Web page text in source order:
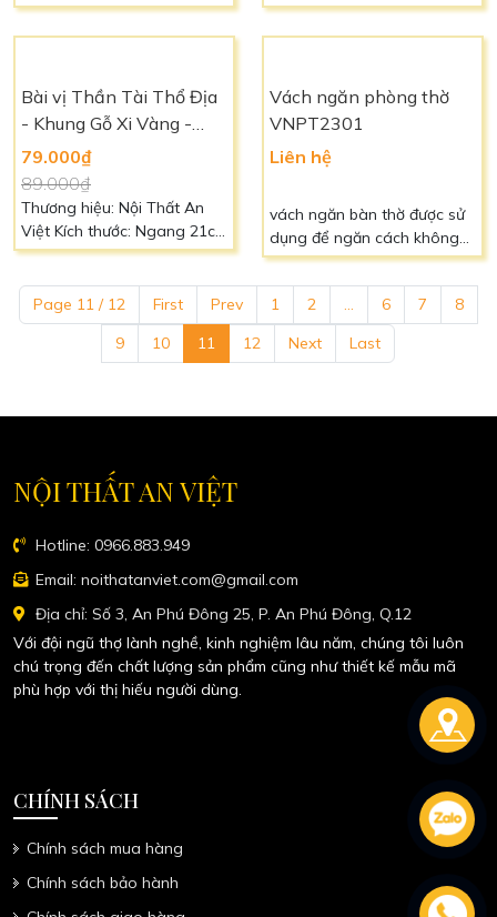
- Cao 40cm Chất liệu: Khung
gỗ màu đỏ , mặt kính Màu
tiết
x Cao 34cm Chất liệu: Khung
nhựa xi vàng, mặt kính Màu
tiết
Bài vị Thần Tài Thổ Địa
- Khung Gỗ Xi Vàng -
BV2305
79.000₫
89.000₫
Thương hiệu: Nội Thất An
Việt Kích thước: Ngang 21cm
- Cao 28cm Chất liệu: Khung
đỏ Liên hệ: 0966 88 39 49 để
biết thêm chi tiết
Vách ngăn phòng thờ
VNPT2301
Liên hệ
vách ngăn bàn thờ được sử
dụng để ngăn cách không
gian sống với không gian
thờ cúng
Page 11 / 12
First Prev 1 2 ... 6 7
8
9
10 11 12 Next Last
NỘI THẤT AN VIỆT
Hotline: 0966.883.949
Email: noithatanviet.com@gmail.com
chú trọng đến chất lượng sản phẩm cũng như thiết kế mẫu mã
phù hợp với thị hiếu người dùng.